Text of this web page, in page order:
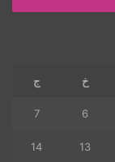
خ ج
6
7
13
14